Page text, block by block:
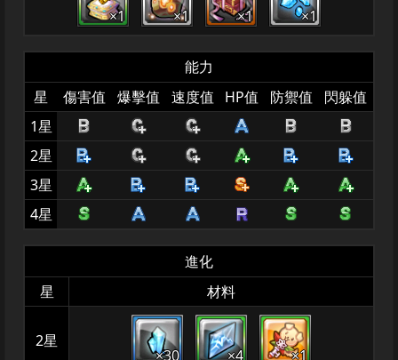
×1 ×1 ×1 ×1
能力
星
傷害值 爆擊值 速度值 HP值 防禦值
閃躲值
1星
2星
3星
4星
進化
星
材料
2星
×30 ×4 ×1